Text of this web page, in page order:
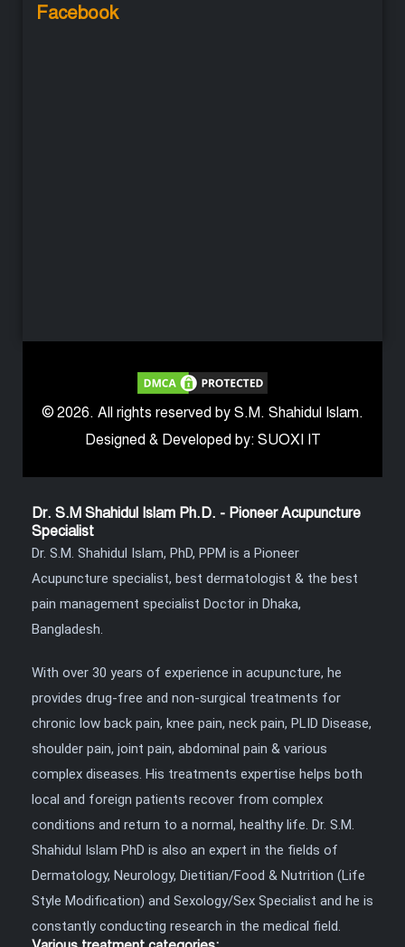
Facebook
© 2026. All rights reserved by S.M. Shahidul Islam.
Designed & Developed by: SUOXI IT
Dr. S.M Shahidul Islam Ph.D. - Pioneer Acupuncture
Specialist
Dr. S.M. Shahidul Islam, PhD, PPM is a Pioneer
Acupuncture specialist, best dermatologist & the best
pain management specialist Doctor in Dhaka,
Bangladesh.
With over 30 years of experience in acupuncture, he
provides drug-free and non-surgical treatments for
chronic low back pain, knee pain, neck pain, PLID Disease,
shoulder pain, joint pain, abdominal pain & various
complex diseases. His treatments expertise helps both
local and foreign patients recover from complex
conditions and return to a normal, healthy life. Dr. S.M.
Shahidul Islam PhD is also an expert in the fields of
Dermatology, Neurology, Dietitian/Food & Nutrition (Life
Style Modification) and Sexology/Sex Specialist and he is
constantly conducting research in the medical field.